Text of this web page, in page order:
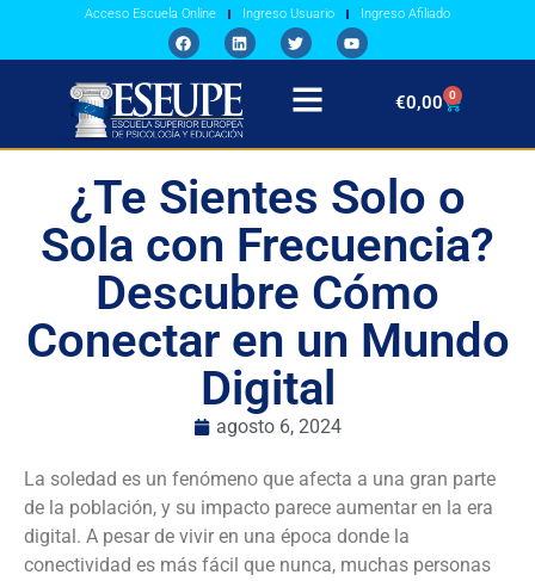
Acceso Escuela Online Ingreso Usuario Ingreso Afiliado
€0,00 0
¿Te Sientes Solo o
Sola con Frecuencia?
Descubre Cómo
Conectar en un Mundo
Digital
agosto 6, 2024
La soledad es un fenómeno que afecta a una gran parte
de la población, y su impacto parece aumentar en la era
digital. A pesar de vivir en una época donde la
conectividad es más fácil que nunca, muchas personas